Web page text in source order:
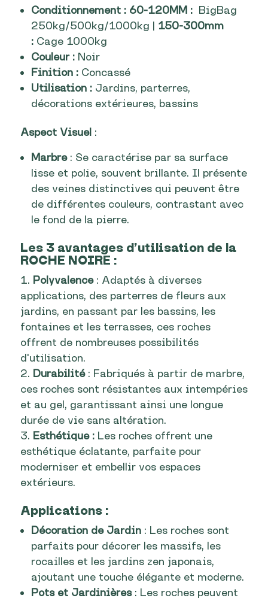
Conditionnement : 60-120MM : BigBag
250kg/500kg/1000kg | 150-300mm
:Cage 1000kg
Couleur :Noir
Finition :Concassé
Utilisation :Jardins, parterres,
décorations extérieures, bassins
Aspect Visuel :
Marbre: Se caractérise par sa surface
lisse et polie, souvent brillante. Il présente
des veines distinctives qui peuvent être
de différentes couleurs, contrastant avec
le fond de la pierre.
Les 3 avantages d’utilisation de la
ROCHE NOIRE :
Polyvalence: Adaptés à diverses
applications, des parterres de fleurs aux
jardins, en passant par les bassins, les
fontaines et les terrasses, ces roches
offrent de nombreuses possibilités
d'utilisation.
Durabilité: Fabriqués à partir de marbre,
ces roches sont résistantes aux intempéries
et au gel, garantissant ainsi une longue
durée de vie sans altération.
Esthétique : Les roches offrent une
esthétique éclatante, parfaite pour
moderniser et embellir vos espaces
extérieurs.
Applications :
Décoration de Jardin: Les roches sont
parfaits pour décorer les massifs, les
rocailles et les jardins zen japonais,
ajoutant une touche élégante et moderne.
Pots et Jardinières: Les roches peuvent